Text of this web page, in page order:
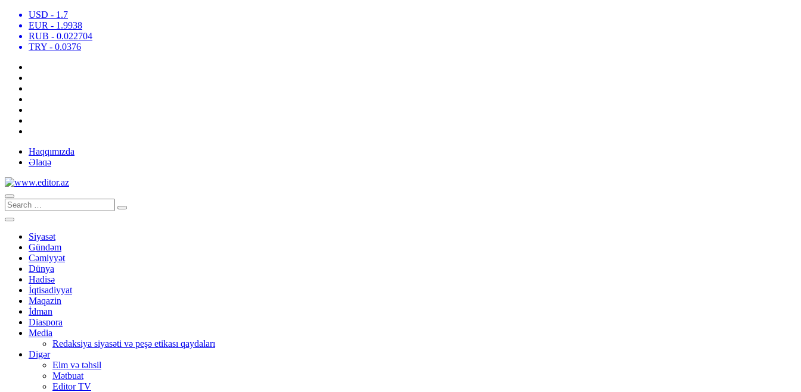
USD - 1.7
EUR - 1.9938
RUB - 0.022704
TRY - 0.0376
Haqqımızda
Əlaqə
Siyasət
Gündəm
Cəmiyyət
Dünya
Hadisə
İqtisadiyyat
Maqazin
İdman
Diaspora
Media
Redaksiya siyasəti və peşə etikası qaydaları
Digər
Elm və təhsil
Mətbuat
Editor TV